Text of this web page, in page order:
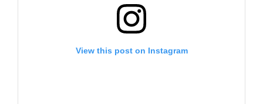
View this post on Instagram